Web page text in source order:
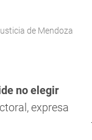
de Mendoza
no elegir
expresa